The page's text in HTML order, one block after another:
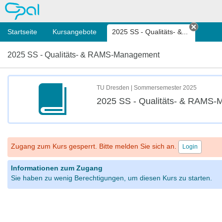
OPAL
Startseite Kursangebote 2025 SS - Qualitäts- &...
Tab
2025 SS - Qualitäts- & RAMS-Management
TU Dresden | Sommersemester 2025
2025 SS - Qualitäts- & RAMS-
Zugang zum Kurs gesperrt. Bitte melden Sie sich an. Login
Informationen zum Zugang
Sie haben zu wenig Berechtigungen, um diesen Kurs zu starten.